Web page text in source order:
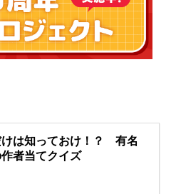
けは知っておけ！？ 有名
者当てクイズ